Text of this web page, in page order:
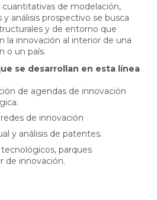
de modelación,
análisis prospectivo se busca
y de entorno que
la innovación al interior de una
o un país.
se desarrollan en esta línea
de agendas de innovación
de innovación
y análisis de patentes.
parques
de innovación.